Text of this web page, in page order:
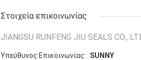
Στοιχεία επικοινωνίας
JIANGSU RUNFENG JIU SEALS CO.,
Υπεύθυνος Επικοινωνίας:
SUNNY